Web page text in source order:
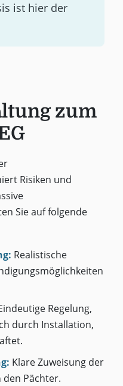
ist hier der
zum
Risiken und
Sie auf folgende
Realistische
Regelung,
durch Installation,
Klare Zuweisung der
Pächter.